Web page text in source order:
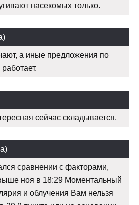
насекомых только.
а иные предложения по
сейчас складывается.
сравнении с факторами,
ноя в 18:29 Моментальный
и облучения Вам нельзя